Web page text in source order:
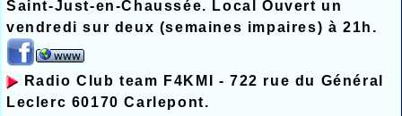
Saint-Just-en-Chaussée. Local Ouvert un
vendredi sur deux (semaines impaires) à 21h.
Radio Club team F4KMI - 722 rue du Général
Leclerc 60170 Carlepont.